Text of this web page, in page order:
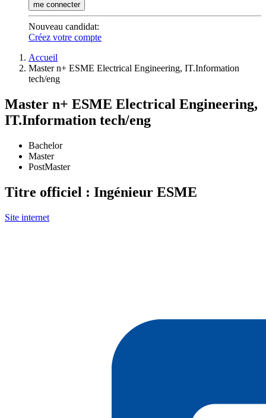
me connecter
Nouveau candidat:
Créez votre compte
Accueil
Master n+ ESME Electrical Engineering, IT.Information
tech/eng
Master n+ ESME Electrical Engineering,
IT.Information tech/eng
Bachelor
Master
PostMaster
Titre officiel : Ingénieur ESME
Site internet